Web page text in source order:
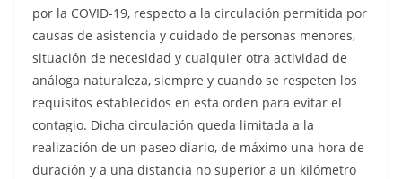
por la COVID-19, respecto a la circulación permitida por
causas de asistencia y cuidado de personas menores,
situación de necesidad y cualquier otra actividad de
análoga naturaleza, siempre y cuando se respeten los
requisitos establecidos en esta orden para evitar el
contagio. Dicha circulación queda limitada a la
realización de un paseo diario, de máximo una hora de
duración y a una distancia no superior a un kilómetro